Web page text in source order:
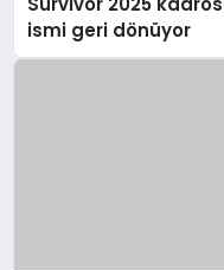
ismi geri dönüyor